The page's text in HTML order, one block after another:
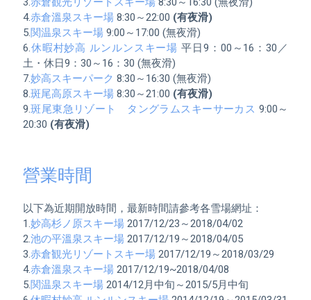
4.赤倉溫泉スキー場 8:30～22:00 (有夜滑)
5.関温泉スキー場 9:00～17:00 (無夜滑)
6.休暇村妙高 ルンルンスキー場 平日9：00～16：30／
土・休日9：30～16：30 (無夜滑)
7.妙高スキーパーク 8:30～16:30 (無夜滑)
8.斑尾高原スキー場 8:30～21:00 (有夜滑)
9.斑尾東急リゾート　タングラムスキーサーカス 9:00～
20:30 (有夜滑)
營業時間
以下為近期開放時間，最新時間請參考各雪場網址：
1.妙高杉ノ原スキー場 2017/12/23～2018/04/02
2.池の平溫泉スキー場 2017/12/19～2018/04/05
3.赤倉観光リゾートスキー場 2017/12/19～2018/03/29
4.赤倉溫泉スキー場 2017/12/19~2018/04/08
5.関温泉スキー場 2014/12月中旬～2015/5月中旬